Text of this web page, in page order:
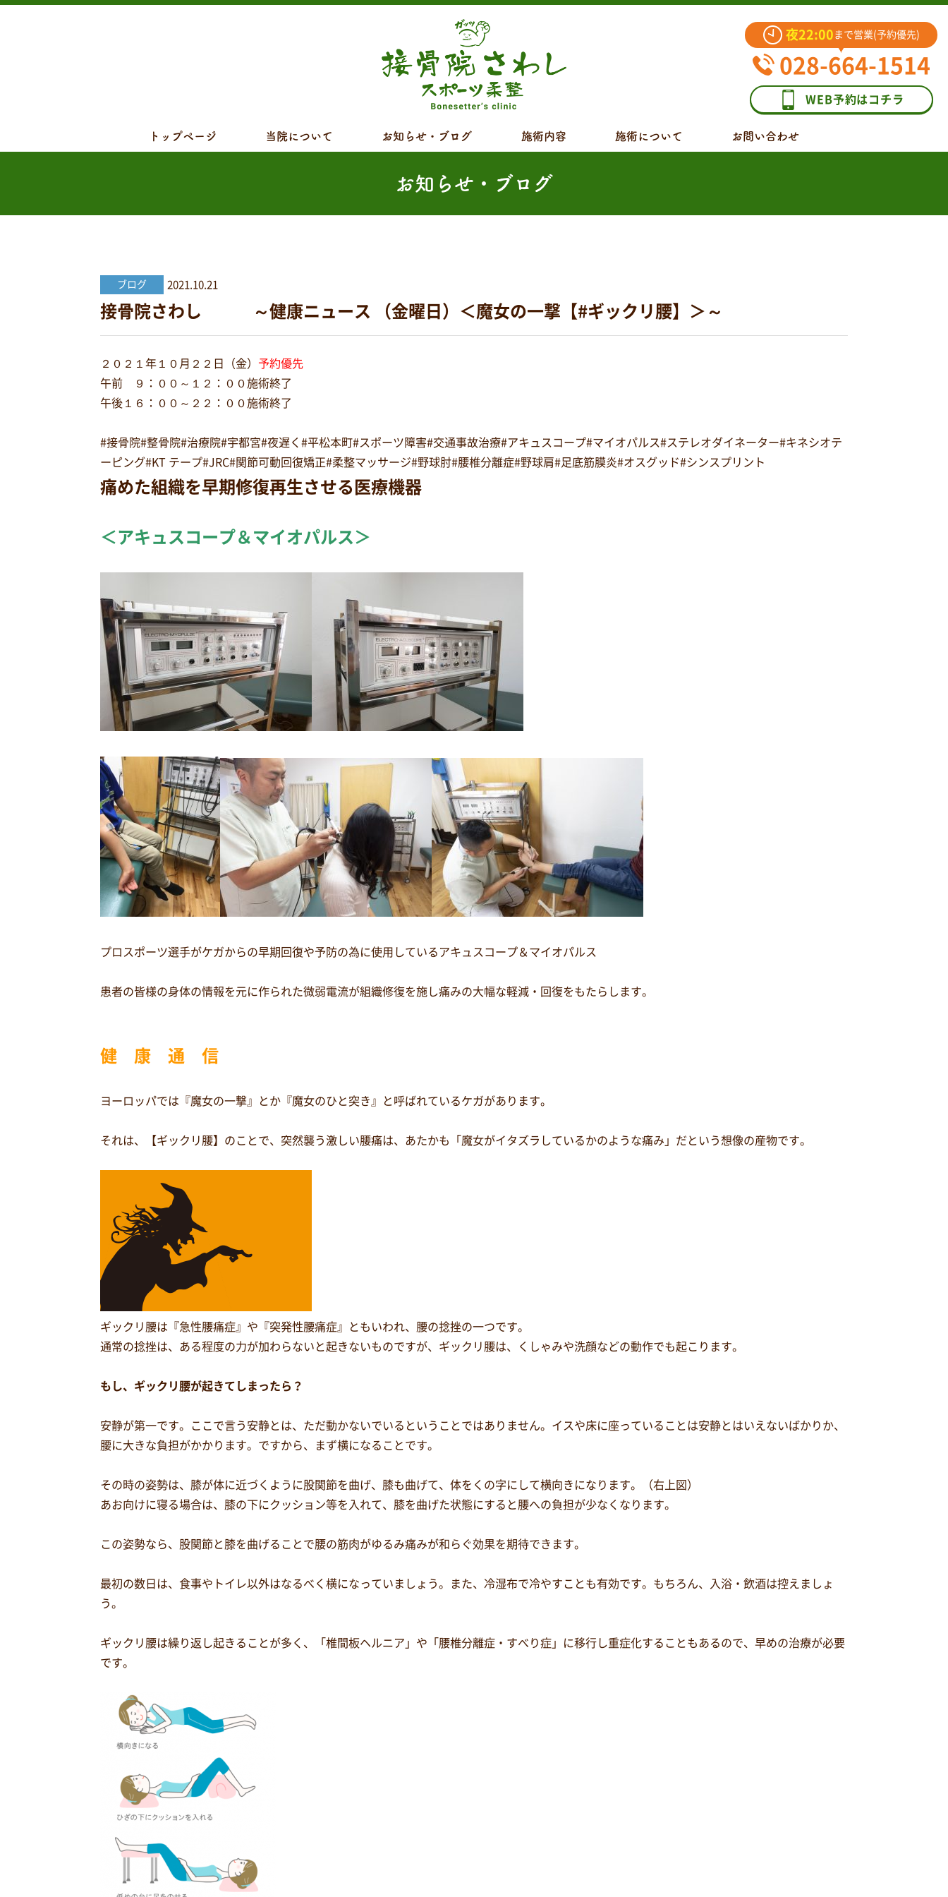
夜22:00 まで営業(予約優先)
028-664-1514
WEB予約はコチラ
トップページ 当院について お知らせ・ブログ 施術内容 施術について お問い合わせ
お知らせ・ブログ
ブログ 2021.10.21
接骨院さわし ～健康ニュース （金曜日）＜魔女の一撃【#ギックリ腰】＞～
２０２１年１０月２２日（金） 予約優先
午前 ９：００～１２：００施術終了
午後１６：００～２２：００施術終了
#接骨院#整骨院#治療院#宇都宮#夜遅く#平松本町#スポーツ障害#交通事故治療#アキュスコープ#マイオパルス#ステレオダイネーター#キネシオテ
ーピング#KT テープ#JRC#関節可動回復矯正#柔整マッサージ#野球肘#腰椎分離症#野球肩#足底筋膜炎#オスグッド#シンスプリント
痛めた組織を早期修復再生させる医療機器
＜アキュスコープ＆マイオパルス＞
プロスポーツ選手がケガからの早期回復や予防の為に使用しているアキュスコープ＆マイオパルス
患者の皆様の身体の情報を元に作られた微弱電流が組織修復を施し痛みの大幅な軽減・回復をもたらします。
健 康 通 信
ヨーロッパでは『魔女の一撃』とか『魔女のひと突き』と呼ばれているケガがあります。
それは、【ギックリ腰】のことで、突然襲う激しい腰痛は、あたかも「魔女がイタズラしているかのような痛み」だという想像の産物です。
ギックリ腰は『急性腰痛症』や『突発性腰痛症』ともいわれ、腰の捻挫の一つです。
通常の捻挫は、ある程度の力が加わらないと起きないものですが、ギックリ腰は、くしゃみや洗顔などの動作でも起こります。
もし、ギックリ腰が起きてしまったら？
安静が第一です。ここで言う安静とは、ただ動かないでいるということではありません。イスや床に座っていることは安静とはいえないばかりか、
腰に大きな負担がかかります。ですから、まず横になることです。
その時の姿勢は、膝が体に近づくように股関節を曲げ、膝も曲げて、体をくの字にして横向きになります。（右上図）
あお向けに寝る場合は、膝の下にクッション等を入れて、膝を曲げた状態にすると腰への負担が少なくなります。
この姿勢なら、股関節と膝を曲げることで腰の筋肉がゆるみ痛みが和らぐ効果を期待できます。
最初の数日は、食事やトイレ以外はなるべく横になっていましょう。また、冷湿布で冷やすことも有効です。もちろん、入浴・飲酒は控えましょ
う。
ギックリ腰は繰り返し起きることが多く、「椎間板ヘルニア」や「腰椎分離症・すべり症」に移行し重症化することもあるので、早めの治療が必要
です。